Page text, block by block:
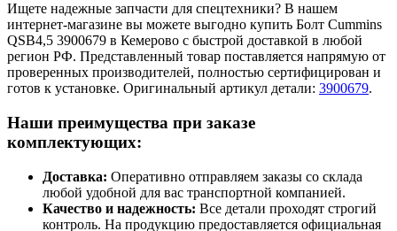
Ищете надежные запчасти для спецтехники? В нашем
интернет-магазине вы можете выгодно купить Болт Cummins
QSB4,5 3900679 в Кемерово с быстрой доставкой в любой
регион РФ. Представленный товар поставляется напрямую от
проверенных производителей, полностью сертифицирован и
готов к установке. Оригинальный артикул детали: 3900679.
Наши преимущества при заказе
комплектующих:
Доставка: Оперативно отправляем заказы со склада
любой удобной для вас транспортной компанией.
Качество и надежность: Все детали проходят строгий
контроль. На продукцию предоставляется официальная